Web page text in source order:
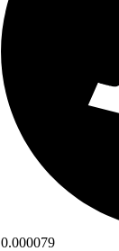
0.000079